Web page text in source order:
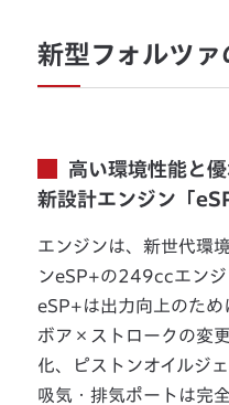
新型フォルツ
高い環境性能と
新設計エンジン「
エンジンは、新世代環
ンeSP+の249ccエンジ
eSP+は出力向上のため
ボア×ストロークの変
化、ピストンオイルジ
吸気・排気ポートは完